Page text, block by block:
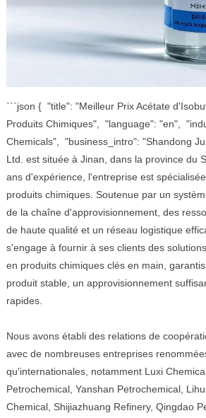
```json { "title": "Meilleur Prix Acétate
Produits Chimiques", "language": "en",
Chemicals", "business_intro": "Shandong
Ltd. est située à Jinan, dans la province du
ans d'expérience, l'entreprise est
produits chimiques. Soutenue par un
de la chaîne d'approvisionnement, des
de haute qualité et un réseau logistique
s'engage à fournir à ses clients des
en produits chimiques clés en main,
produit stable, un approvisionnement
rapides.
Nous avons établi des relations de
avec de nombreuses entreprises
qu'internationales, notamment Luxi
Petrochemical, Yanshan Petrochemical,
Chemical, Shijiazhuang Refinery, Qingdao